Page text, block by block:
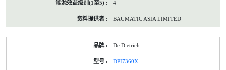
4
BAUMATIC ASIA LIMITED
De Dietrich
DPI7360X